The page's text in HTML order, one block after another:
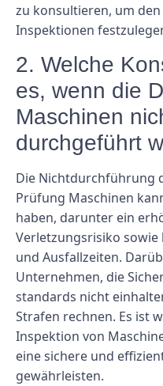
zu konsultieren, um
Inspektionen
2. Welche
es, wenn die
Maschinen
durchgeführt
Die Nichtdurchführung
Prüfung Maschinen
haben, darunter ein
Verletzungsrisiko
und Ausfallzeiten.
Unternehmen, die
standards nicht
Strafen rechnen. Es ist
Inspektion von
eine sichere und
gewährleisten.